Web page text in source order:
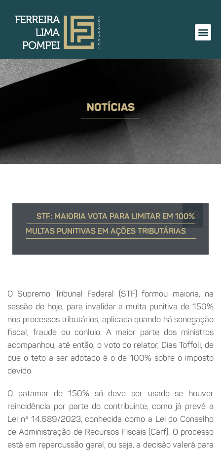
03
out
STF: MAIORIA VOTA PARA LIMITAR EM 100%
MULTAS PUNITIVAS EM AÇÕES TRIBUTÁRIAS
O Supremo Tribunal Federal (STF) formou maioria, na
sessão de hoje, para invalidar a multa punitiva de 150%
nos processos tributários, aplicada quando há sonegação
fiscal, fraude ou conluio. A maior parte dos ministros
acompanhou, até então, o voto do relator, Dias Toffoli, de
que o teto a ser adotado é o de 100% sobre o imposto
devido.
O patamar de 150% só deve ser usado se houver
reincidência por parte do contribuinte, como já prevê a
Lei nº 14.689/2023, conhecida como a Lei do Conselho
de Administração de Recursos Fiscais (Carf). O processo
está em repercussão geral, ou seja, a decisão valerá para